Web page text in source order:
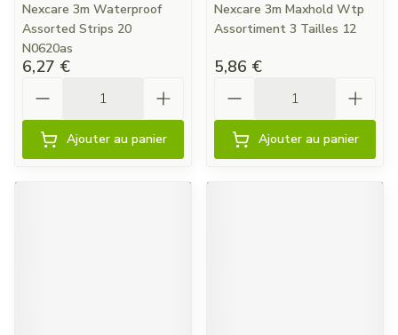
Nexcare 3m Waterproof
Assorted Strips 20
N0620as
6,27 €
Ajouter au panier
Nexcare 3m Maxhold Wtp
Assortiment 3 Tailles 12
5,86 €
Ajouter au panier